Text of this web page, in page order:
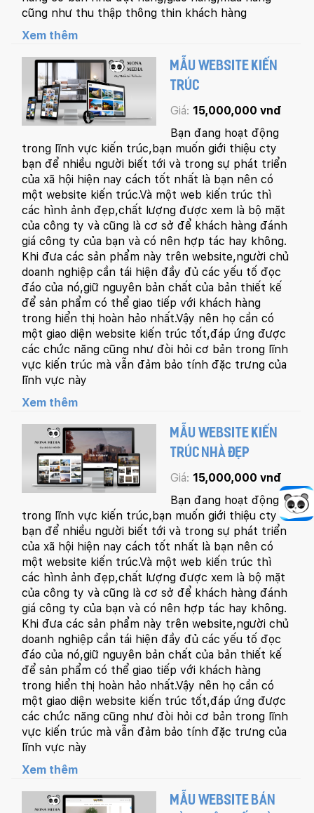
cũng như thu thập thông thin khách hàng
Xem thêm
MẪU WEBSITE KIẾN
TRÚC
Giá: 15,000,000 vnđ
Bạn đang hoạt động
trong lĩnh vực kiến trúc,bạn muốn giới thiệu cty
bạn để nhiều người biết tới và trong sự phát triển
của xã hội hiện nay cách tốt nhất là bạn nên có
một website kiến trúc.Và một web kiến trúc thì
các hình ảnh đẹp,chất lượng được xem là bộ mặt
của công ty và cũng là cơ sở để khách hàng đánh
giá công ty của bạn và có nên hợp tác hay không.
Khi đưa các sản phẩm này trên website,người chủ
doanh nghiệp cần tái hiện đầy đủ các yếu tố đọc
đáo của nó,giữ nguyên bản chất của bản thiết kế
để sản phẩm có thể giao tiếp với khách hàng
trong hiển thị hoàn hảo nhất.Vậy nên họ cần có
một giao diện website kiến trúc tốt,đáp ứng được
các chức năng cũng như đòi hỏi cơ bản trong lĩnh
vực kiến trúc mà vẫn đảm bảo tính đặc trưng của
lĩnh vực này
Xem thêm
MẪU WEBSITE KIẾN
TRÚC NHÀ ĐẸP
Giá: 15,000,000 vnđ
Bạn đang hoạt động
trong lĩnh vực kiến trúc,bạn muốn giới thiệu cty
bạn để nhiều người biết tới và trong sự phát triển
của xã hội hiện nay cách tốt nhất là bạn nên có
một website kiến trúc.Và một web kiến trúc thì
các hình ảnh đẹp,chất lượng được xem là bộ mặt
của công ty và cũng là cơ sở để khách hàng đánh
giá công ty của bạn và có nên hợp tác hay không.
Khi đưa các sản phẩm này trên website,người chủ
doanh nghiệp cần tái hiện đầy đủ các yếu tố đọc
đáo của nó,giữ nguyên bản chất của bản thiết kế
để sản phẩm có thể giao tiếp với khách hàng
trong hiển thị hoàn hảo nhất.Vậy nên họ cần có
một giao diện website kiến trúc tốt,đáp ứng được
các chức năng cũng như đòi hỏi cơ bản trong lĩnh
vực kiến trúc mà vẫn đảm bảo tính đặc trưng của
lĩnh vực này
Xem thêm
MẪU WEBSITE BÁN
Mobile:
1900 636 648